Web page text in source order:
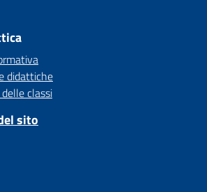
didattiche
classi
sito